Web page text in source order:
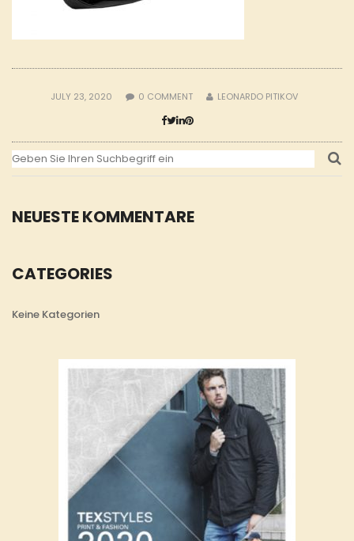
NEUESTE KOMMENTARE
CATEGORIES
Keine Kategorien
JULY 23, 2020 0 COMMENT LEONARDO PITIKOV